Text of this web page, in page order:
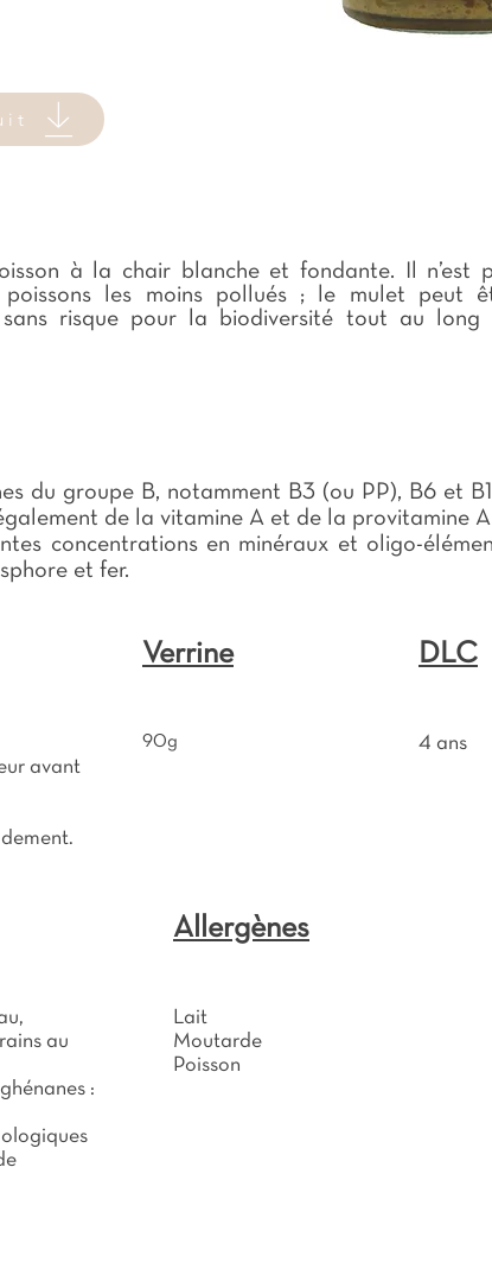
à la chair blanche et fondante. Il n’est
les moins pollués ; le mulet peut
sans risque pour la biodiversité tout au long
du groupe B, notamment B3 (ou PP), B6 et
de la vitamine A et de la provitamine
concentrations en minéraux et oligo-
et fer.
avant
au
:
Verrine
90g
DLC
4 ans
Allergènes
Lait
Moutarde
Poisson